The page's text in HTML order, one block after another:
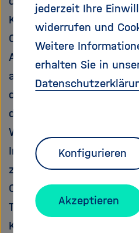
Konferenzmotto ‚DEAL,
Open Access zwischen
Abhängigkeit‘ lud das
aus der Universitäts-
der Technischen
der Katholischen
Westfalen sowie dem ZB
Informationszentrum
zur 18. Ausgabe der
Campus Südstadt der TH
Teilnehmer:innen hatten
Kölle gemacht. Auch das
jederzeit Ihre
widerrufen und
Weitere
erhalten Sie in
Konfigurieren
Akzeptieren